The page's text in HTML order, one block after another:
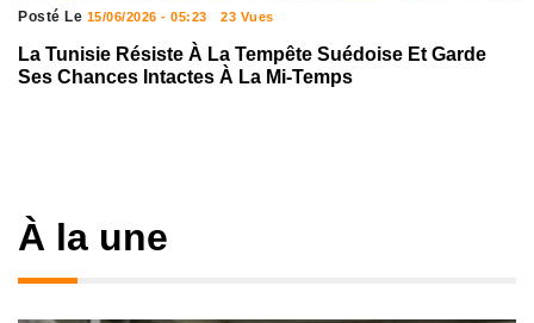
Posté Le 15/06/2026 - 05:23 23 Vues
La Tunisie Résiste À La Tempête Suédoise Et Garde
Ses Chances Intactes À La Mi-Temps
À la une